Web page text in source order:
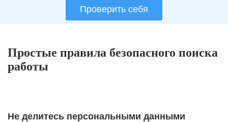
Проверить себя
Простые правила безопасного поиска
работы
Не делитесь персональными данными